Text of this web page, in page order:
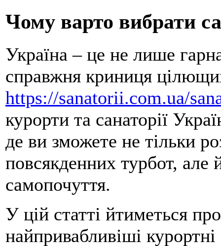
Чому варто вибрати
Україна – це не лише
справжня криниця
https://sanatorii.com.ua/
курорти та санаторії
де ви зможете не тільки
повсякденних турбот, але
самопочуття.
У цій статті йтиметься
найпривабливіші